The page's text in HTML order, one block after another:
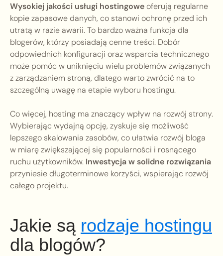
Wysokiej jakości usługi hostingoweoferują regularne
kopie zapasowe danych, co stanowi ochronę przed ich
utratą w razie awarii. To bardzo ważna funkcja dla
blogerów, którzy posiadają cenne treści. Dobór
odpowiednich konfiguracji oraz wsparcia technicznego
może pomóc w uniknięciu wielu problemów związanych
z zarządzaniem stroną, dlatego warto zwrócić na to
szczególną uwagę na etapie wyboru hostingu.
Co więcej, hosting ma znaczący wpływ na rozwój strony.
Wybierając wydajną opcję, zyskuje się możliwość
lepszego skalowania zasobów, co ułatwia rozwój bloga
w miarę zwiększającej się popularności i rosnącego
ruchu użytkowników. Inwestycja w solidne rozwiązania
przyniesie długoterminowe korzyści, wspierając rozwój
całego projektu.
Jakie są rodzaje hostingu
dla blogów?